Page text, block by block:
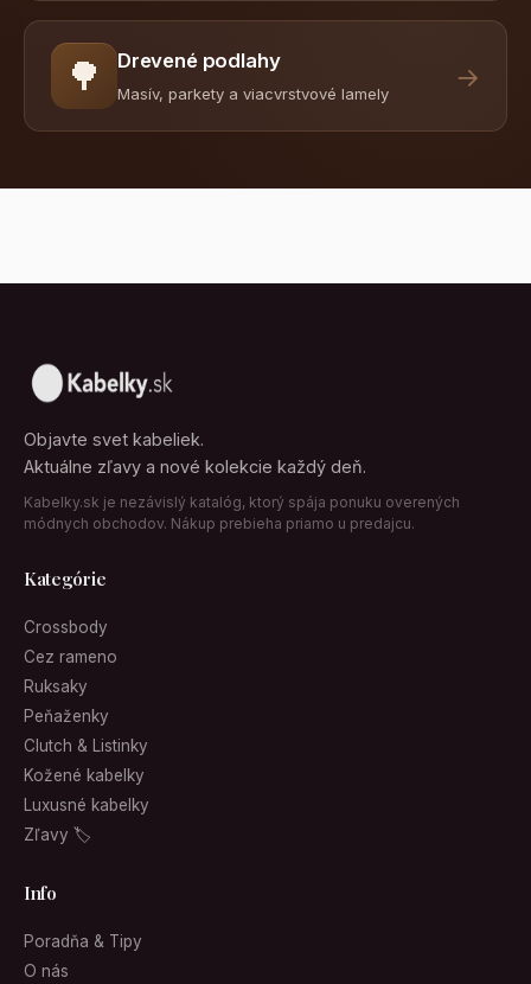
🌳 Drevené podlahy
Masív, parkety a viacvrstvové lamely
→
Objavte svet kabeliek.
Aktuálne zľavy a nové kolekcie každý deň.
Kabelky.sk je nezávislý katalóg, ktorý spája ponuku overených
módnych obchodov. Nákup prebieha priamo u predajcu.
Kategórie
Crossbody
Cez rameno
Ruksaky
Peňaženky
Clutch & Listinky
Kožené kabelky
Luxusné kabelky
Zľavy 🏷
Info
Poradňa & Tipy
O nás